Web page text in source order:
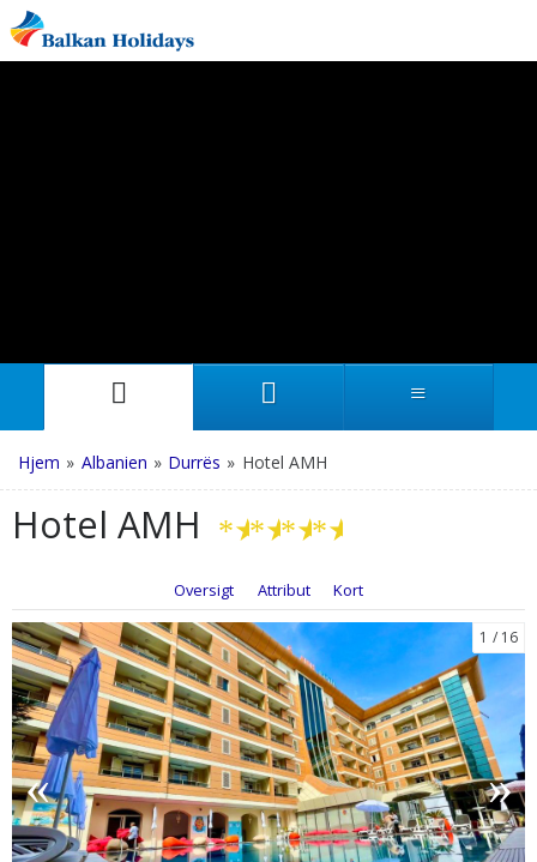
Hjem » Albanien » Durrës » Hotel AMH
Hotel AMH ★★★★
Oversigt Attribut Kort
1 16